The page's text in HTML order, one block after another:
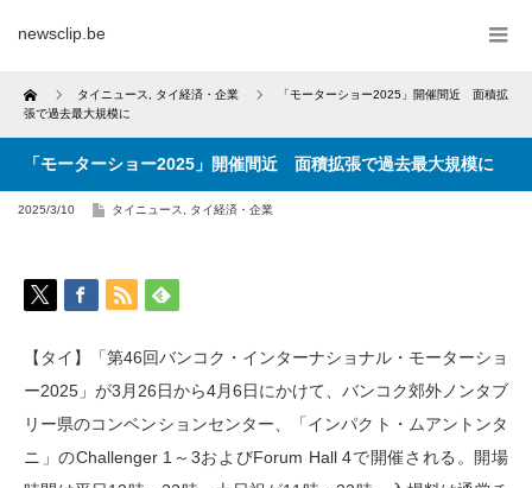
newsclip.be
Home タイニュース タイ経済・企業
「モーターショー2025」開催間近 面積拡
張で過去最大規模に
「モーターショー2025」開催間近 面積拡張で過去最大規模に
2025/3/10 タイニュース タイ経済・企業
【タイ】「第46回バンコク・インターナショナル・モーターショ
ー2025」が3月26日から4月6日にかけて、バンコク郊外ノンタブ
リー県のコンベンションセンター、「インパクト・ムアントンタ
ニ」のChallenger 1～3およびForum Hall 4で開催される。開場